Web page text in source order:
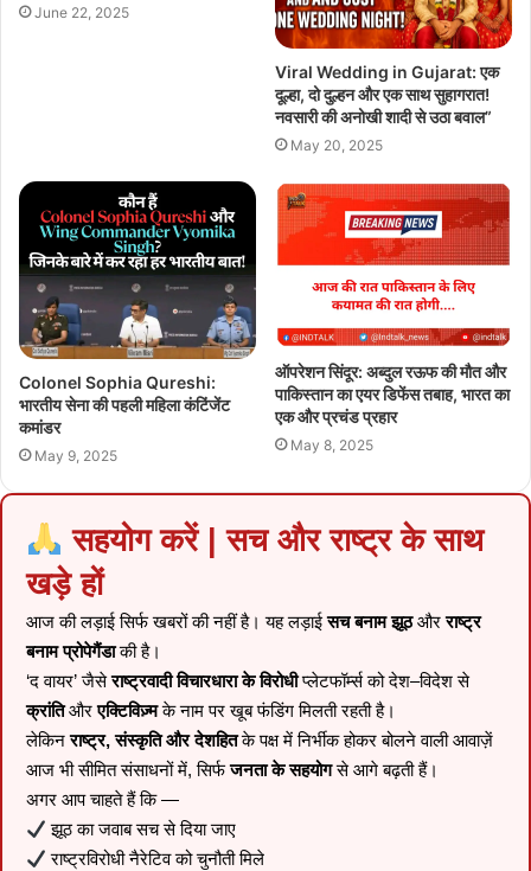
June 22, 2025
Viral Wedding in Gujarat: एक
दूल्हा, दो दुल्हन और एक साथ सुहागरात!
नवसारी की अनोखी शादी से उठा बवाल”
May 20, 2025
Colonel Sophia Qureshi:
भारतीय सेना की पहली महिला कंटिंजेंट
कमांडर
May 9, 2025
ऑपरेशन सिंदूर: अब्दुल रऊफ की मौत और
पाकिस्तान का एयर डिफेंस तबाह, भारत का
एक और प्रचंड प्रहार
May 8, 2025
सहयोग करें | सच और राष्ट्र के साथ
खड़े हों
आज की लड़ाई सिर्फ खबरों की नहीं है। यह लड़ाईसच बनाम झूठऔरराष्ट्र
बनाम प्रोपेगैंडाकी है।
‘द वायर’ जैसेराष्ट्रवादी विचारधारा के विरोधीप्लेटफॉर्म्स को देश–विदेश से
क्रांतिऔरएक्टिविज़्मके नाम पर खूब फंडिंग मिलती रहती है।
लेकिनराष्ट्र, संस्कृति और देशहितके पक्ष में निर्भीक होकर बोलने वाली आवाज़ें
आज भी सीमित संसाधनों में, सिर्फजनता के सहयोगसे आगे बढ़ती हैं।
अगर आप चाहते हैं कि —
झूठ का जवाब सच से दिया जाए
राष्ट्रविरोधी नैरेटिव को चुनौती मिले